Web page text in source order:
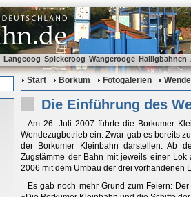
Langeoog Spiekeroog Wangerooge Halligbahnen
Start Borkum Fotogalerien
Die Einführung des
Am 26. Juli 2007 führte die Borkumer
Wendezugbetrieb ein. Zwar gab es bereits
der Borkumer Kleinbahn darstellen. Ab
Zugstämme der Bahn mit jeweils einer
2006 mit dem Umbau der drei vorhandenen
Es gab noch mehr Grund zum Feiern: